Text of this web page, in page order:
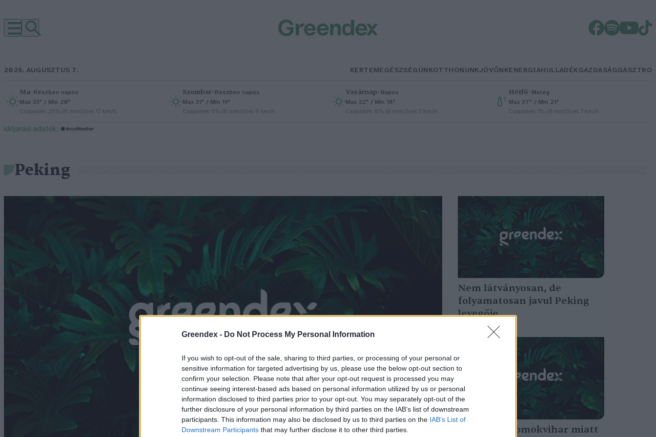
Greendex - Do Not Process My Personal Information
If you wish to opt-out of the sale, sharing to third parties, or processing of your personal or
sensitive information for targeted advertising by us, please use the below opt-out section to
confirm your selection. Please note that after your opt-out request is processed you may
continue seeing interest-based ads based on personal information utilized by us or personal
information disclosed to third parties prior to your opt-out. You may separately opt-out of the
further disclosure of your personal information by third parties on the IAB’s list of downstream
participants. This information may also be disclosed by us to third parties on the IAB’s List of
Downstream Participants that may further disclose it to other third parties.
2026. AUGUSZTUS 7. KERTEMEGÉSZSÉGÜNKOTTHONUNKJÖVŐNKENERGIAHULLADÉKGAZDASÁGGASZTRO
Ma–Részben napos
Max 33° / Min 20°
Csapadék: 25% (0 mm)Szél: 17 km/h
Szombat–Részben napos
Max 31° / Min 19°
Csapadék: 5% (0 mm)Szél: 9 km/h
Vasárnap–Napos
Max 32° / Min 18°
Csapadék: 0% (0 mm)Szél: 7 km/h
Hétfő–Meleg
Max 37° / Min 21°
Csapadék: 1% (0 mm)Szél: 7 km/h
időjárási adatok:
Peking
Nem látványosan, de
folyamatosan javul Peking
levegője
Hatalmas homokvihar miatt